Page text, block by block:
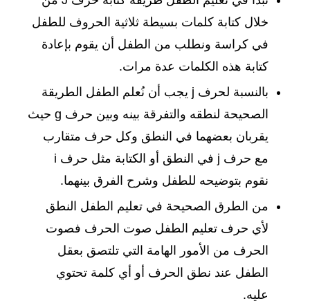
خلال كتابة كلمات بسيطة ثلاثية الحروف للطفل
في كراسة ونطلب من الطفل أن يقوم بإعادة
كتابة هذه الكلمات عدة مرات.
بالنسبة لحرف j يجب أن نُعلم الطفل الطريقة
الصحيحة لنطقه والتفرقة بينه وبين حرف g حيث
يقربان بعضهما في النطق وكل حرف متقارب
مع حرف j في النطق أو الكتابة مثل حرف i
نقوم بتوضيحه للطفل وشرح الفرق بينهما.
من الطرق الصحيحة في تعليم الطفل النطق
لأي حرف تعليم الطفل صوت الحرف فصوت
الحرف من الأمور الهامة التي تلتصق بعقل
الطفل عند نطق الحرف أو أي كلمة تحتوي
عليه.